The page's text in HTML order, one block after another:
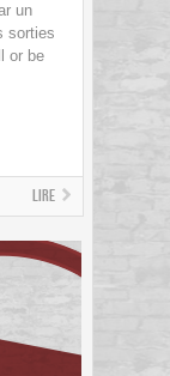
un
sorties
or be
Lire